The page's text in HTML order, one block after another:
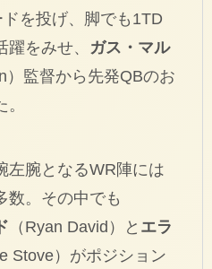
を投げ、脚でも1TD
をみせ、 ガス・マル
）監督から先発QBのお
左腕となるWR陣には
数。その中でも
（Ryan David）と エラ
Stove）がポジション